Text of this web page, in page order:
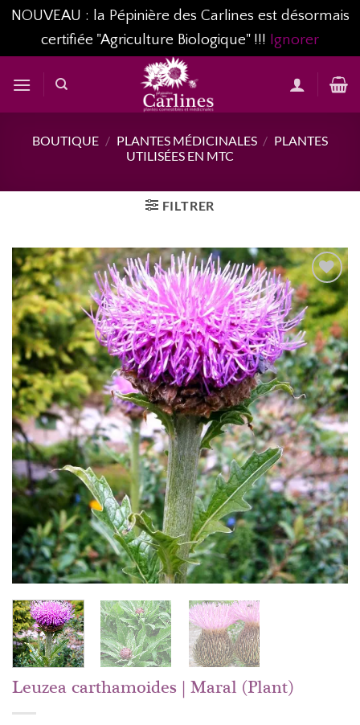
NOUVEAU : la Pépinière des Carlines est désormais
certifiée "Agriculture Biologique" !!! Ignorer
BOUTIQUE / PLANTES MÉDICINALES / PLANTES
UTILISÉES EN MTC
FILTRER
AJOUTER
À MA
LISTE
D’ENVIES...
Leuzea carthamoides | Maral (Plant)